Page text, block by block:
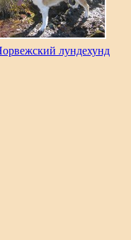
лундехунд